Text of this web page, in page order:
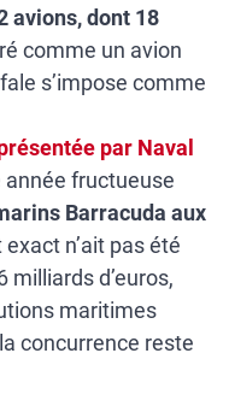
avions, dont 18
comme un avion
s’impose comme
par Naval
année fructueuse
Barracuda aux
n’ait pas été
milliards d’euros,
maritimes
concurrence reste